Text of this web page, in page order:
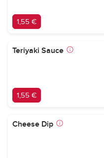
1,55 €
Teriyaki Sauce
1,55 €
Cheese Dip